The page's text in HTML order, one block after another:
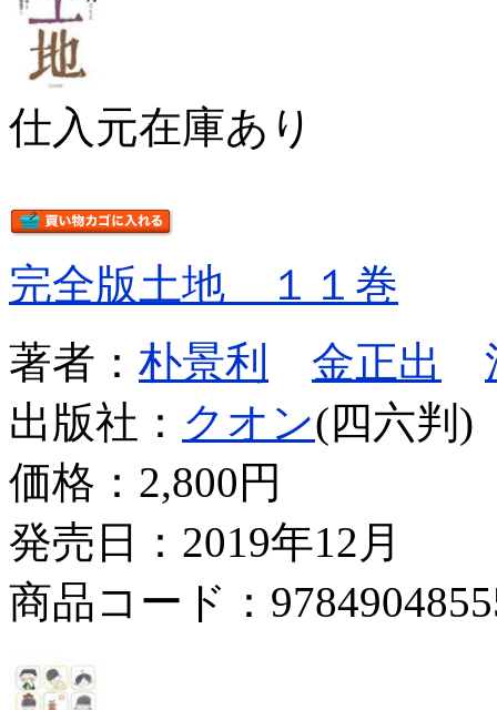
仕入元在庫あり
完全版土地 １１巻
著者： 朴景利 金正出
出版社： クオン(四六判)
価格： 2,800円
発売日：2019年12月
商品コード：